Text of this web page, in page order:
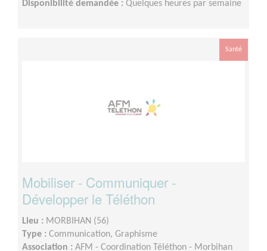
Disponibilité demandée : Quelques heures par semaine
Santé
Mobiliser - Communiquer -
Développer le Téléthon
Lieu : MORBIHAN (56)
Type : Communication, Graphisme
Association : AFM - Coordination Téléthon - Morbihan